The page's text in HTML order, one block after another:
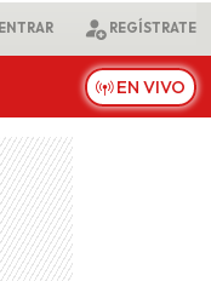
ENTRAR REGÍSTRATE
EN VIVO